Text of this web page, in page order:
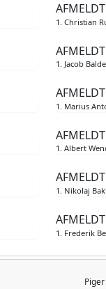
1. Christian
1. Jacob
1. Marius
1. Albert
1. Nikolaj
1. Frederik
Piger